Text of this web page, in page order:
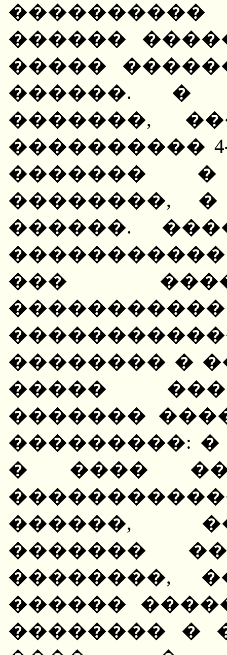
������
�����
������. �
�������,
����������
������� �
��������,
������.
���
�������� �
�����
�������
���������:
� ����
������,
�������
��������,
������
�������� �